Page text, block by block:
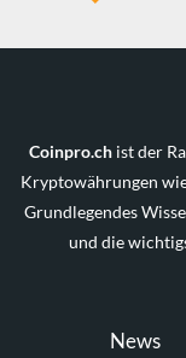
Coinpro.chist der
Kryptowährungen
Grundlegendes
und die
News